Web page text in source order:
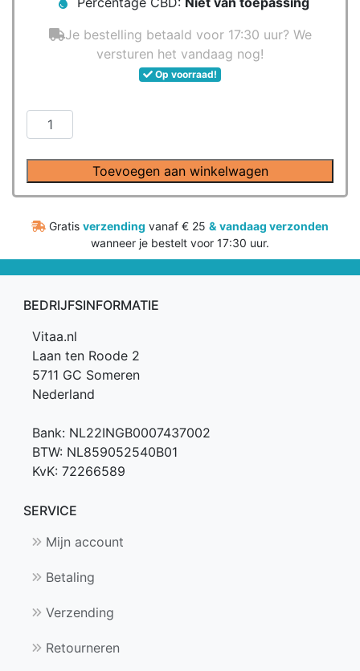
Je bestelling betaald voor 17:30 uur? We
versturen het vandaag nog!
Op voorraad!
van
Endoca
(10
50mg)
aantal
Toevoegen aan winkelwagen
Gratis verzending vanaf € 25 & vandaag verzonden
wanneer je bestelt voor 17:30 uur.
BEDRIJFSINFORMATIE
Vitaa.nl
Laan ten Roode 2
5711 GC Someren
Nederland
Bank: NL22INGB0007437002
BTW: NL859052540B01
KvK: 72266589
SERVICE
Mijn account
Betaling
Verzending
Retourneren